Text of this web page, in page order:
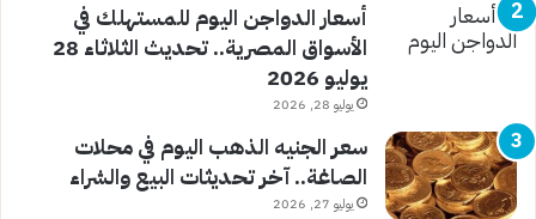
أسعار الدواجن اليوم للمستهلك في
الأسواق المصرية.. تحديث الثلاثاء 28
يوليو 2026
يوليو 28, 2026
سعر الجنيه الذهب اليوم في محلات
الصاغة.. آخر تحديثات البيع والشراء
يوليو 27, 2026